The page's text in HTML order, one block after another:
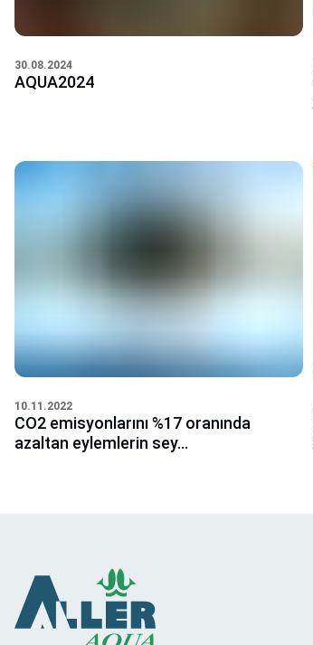
30.08.2024
AQUA2024
10.11.2022
CO2 emisyonlarını %17 oranında
azaltan eylemlerin sey...